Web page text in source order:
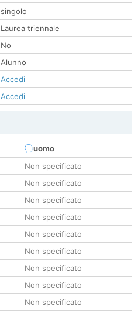
singolo
Laurea triennale
No
Alunno
Accedi
Accedi
uomo
Non specificato
Non specificato
Non specificato
Non specificato
Non specificato
Non specificato
Non specificato
Non specificato
Non specificato